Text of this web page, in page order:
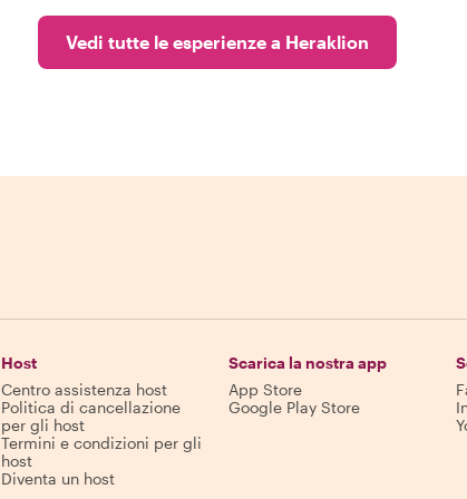
Vedi tutte le esperienze a Heraklion
Host
Centro assistenza host
Politica di cancellazione
per gli host
Termini e condizioni per gli
host
Diventa un host
Scarica la nostra app
App Store
Google Play Store